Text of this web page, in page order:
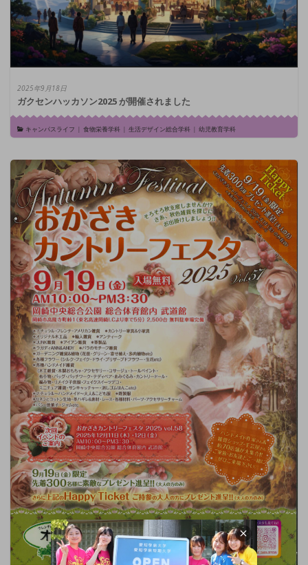
2025年9月18日
ガクセンハッカソン2025 が開催されました
キャンパスライフ 食物栄養学科| 生活デザイン総合学科| 幼児教育学科